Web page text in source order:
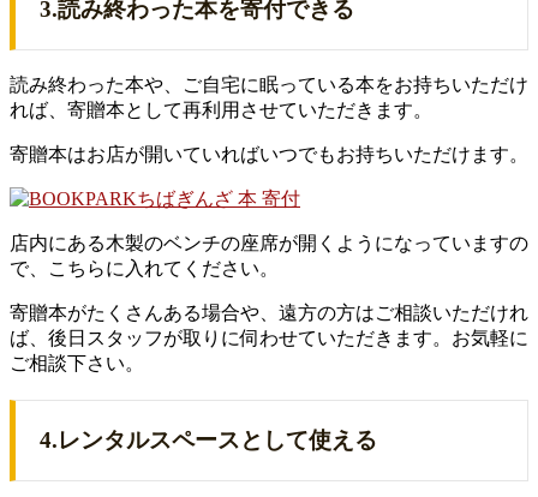
3.読み終わった本を寄付できる
読み終わった本や、ご自宅に眠っている本をお持ちいただけ
れば、寄贈本として再利用させていただきます。
寄贈本はお店が開いていればいつでもお持ちいただけます。
店内にある木製のベンチの座席が開くようになっていますの
で、こちらに入れてください。
寄贈本がたくさんある場合や、遠方の方はご相談いただけれ
ば、後日スタッフが取りに伺わせていただきます。お気軽に
ご相談下さい。
4.レンタルスペースとして使える